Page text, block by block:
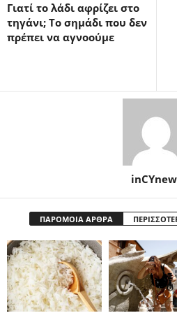
Γιατί το λάδι αφρίζει στο
τηγάνι; Το σημάδι που δεν
πρέπει να αγνοούμε
ΠΑΡΟΜΟΙΑ ΑΡΘΡΑ